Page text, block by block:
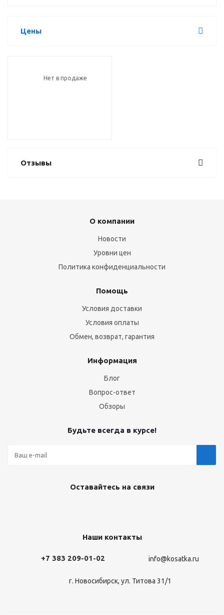
Цены
Нет в продаже
Отзывы
О компании
Новости
Уровни цен
Политика конфиденциальности
Помощь
Условия доставки
Условия оплаты
Обмен, возврат, гарантия
Информация
Блог
Вопрос-ответ
Обзоры
Будьте всегда в курсе!
Оставайтесь на связи
Наши контакты
+7 383 209-01-02 info@kosatka.ru
г. Новосибирск, ул. Титова 31/1